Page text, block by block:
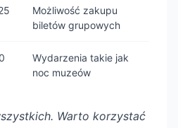
Możliwość zakupu
biletów grupowych
Wydarzenia takie jak
noc muzeów
Warto korzystać